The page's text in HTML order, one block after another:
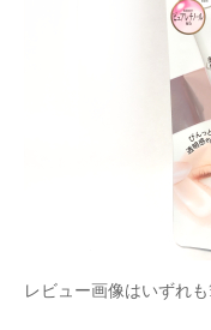
レビュー画像はいずれ